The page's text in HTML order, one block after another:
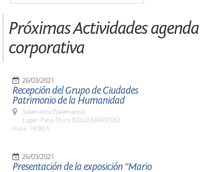
Próximas Actividades agenda
corporativa
26/03/2021
Recepción del Grupo de Ciudades
Patrimonio de la Humanidad
Salamanca (Salamanca)
Lugar: Patio Chico (SOLO GRÁFICOS)
Hora: 19:00 h.
26/03/2021
Presentación de la exposición "Mario